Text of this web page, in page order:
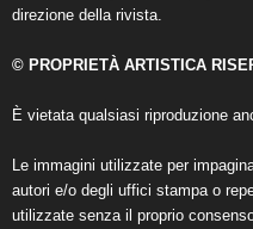
direzione della rivista.
© PROPRIETÀ ARTISTICA
È vietata qualsiasi riproduzione
Le immagini utilizzate per
autori e/o degli uffici stampa o
utilizzate senza il proprio